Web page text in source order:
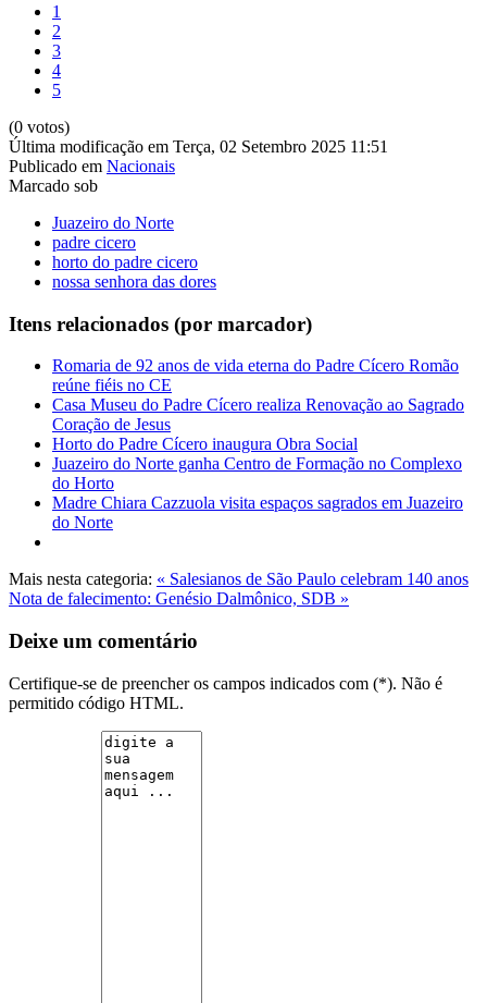
1
2
3
4
5
(0 votos)
Última modificação em Terça, 02 Setembro 2025 11:51
Publicado em Nacionais
Marcado sob
Juazeiro do Norte
padre cicero
horto do padre cicero
nossa senhora das dores
Itens relacionados (por marcador)
Romaria de 92 anos de vida eterna do Padre Cícero Romão
reúne fiéis no CE
Casa Museu do Padre Cícero realiza Renovação ao Sagrado
Coração de Jesus
Horto do Padre Cícero inaugura Obra Social
Juazeiro do Norte ganha Centro de Formação no Complexo
do Horto
Madre Chiara Cazzuola visita espaços sagrados em Juazeiro
do Norte
Mais nesta categoria: « Salesianos de São Paulo celebram 140 anos
Nota de falecimento: Genésio Dalmônico, SDB »
Deixe um comentário
Certifique-se de preencher os campos indicados com (*). Não é
permitido código HTML.